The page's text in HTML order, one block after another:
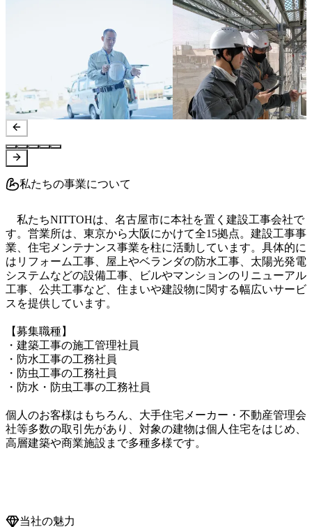
私たちの事業について
私たちNITTOHは、名古屋市に本社を置く建設工事会社で
す。営業所は、東京から大阪にかけて全15拠点。建設工事事
業、住宅メンテナンス事業を柱に活動しています。具体的に
はリフォーム工事、屋上やベランダの防水工事、太陽光発電
システムなどの設備工事、ビルやマンションのリニューアル
工事、公共工事など、住まいや建設物に関する幅広いサービ
スを提供しています。
【募集職種】
・建築工事の施工管理社員
・防水工事の工務社員
・防虫工事の工務社員
・防水・防虫工事の工務社員
個人のお客様はもちろん、大手住宅メーカー・不動産管理会
社等多数の取引先があり、対象の建物は個人住宅をはじめ、
高層建築や商業施設まで多種多様です。
当社の魅力